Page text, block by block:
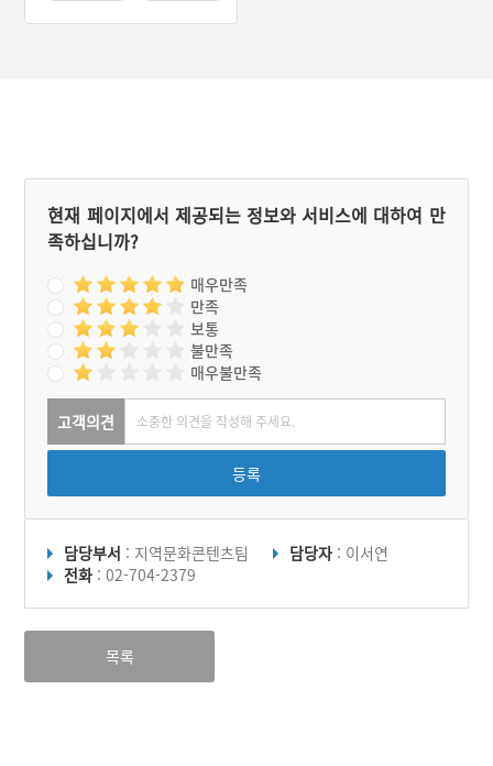
현재 페이지에서 제공되는 정보와 서비스에 대하여 만
족하십니까?
매우만족
만족
보통
불만족
매우불만족
고객의견
등록
담당부서 : 지역문화콘텐츠팀 담당자 : 이서연
전화 : 02-704-2379
목록